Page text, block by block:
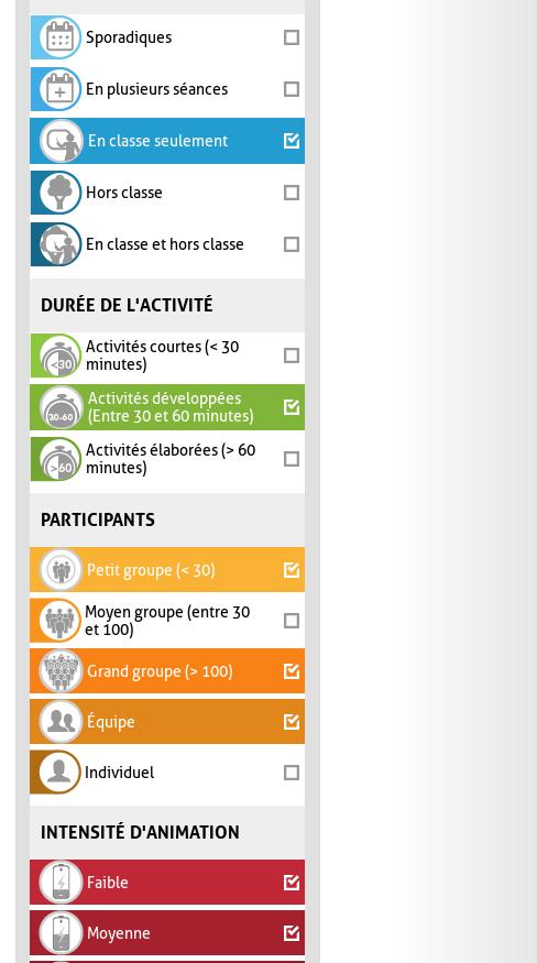
Sporadiques
En plusieurs séances
En classe seulement
Hors classe
En classe et hors classe
DURÉE DE L'ACTIVITÉ
Activités courtes (< 30
minutes)
Activités développées
(Entre 30 et 60 minutes)
Activités élaborées (> 60
minutes)
PARTICIPANTS
Petit groupe (< 30)
Moyen groupe (entre 30
et 100)
Grand groupe (> 100)
Équipe
Individuel
INTENSITÉ D'ANIMATION
Faible
Moyenne